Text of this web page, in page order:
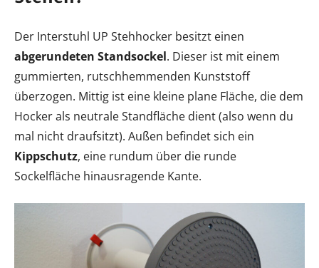
Der Interstuhl UP Stehhocker besitzt einen
abgerundeten Standsockel. Dieser ist mit einem
gummierten, rutschhemmenden Kunststoff
überzogen. Mittig ist eine kleine plane Fläche, die dem
Hocker als neutrale Standfläche dient (also wenn du
mal nicht draufsitzt). Außen befindet sich ein
Kippschutz, eine rundum über die runde
Sockelfläche hinausragende Kante.